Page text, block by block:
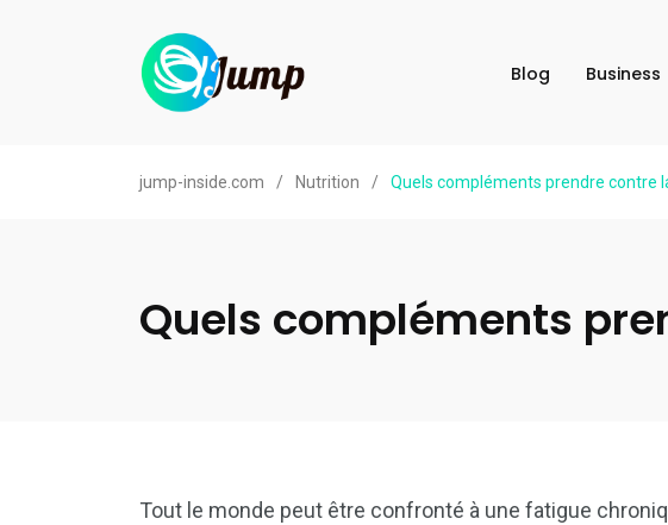
Blog Business
jump-inside.com / Nutrition / Quels compléments prendre contre
Quels compléments
Tout le monde peut être confronté à une fatigue